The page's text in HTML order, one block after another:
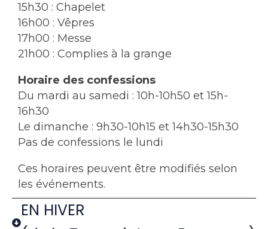
15h30 : Chapelet
16h00 : Vêpres
17h00 : Messe
21h00 : Complies à la grange
Horaire des confessions
Du mardi au samedi : 10h-10h50 et 15h-
16h30
Le dimanche : 9h30-10h15 et 14h30-15h30
Pas de confessions le lundi
Ces horaires peuvent être modifiés selon
les événements.
EN HIVER